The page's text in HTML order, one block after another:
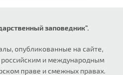
заповедник".
опубликованные на сайте,
и международным
праве и смежных правах.